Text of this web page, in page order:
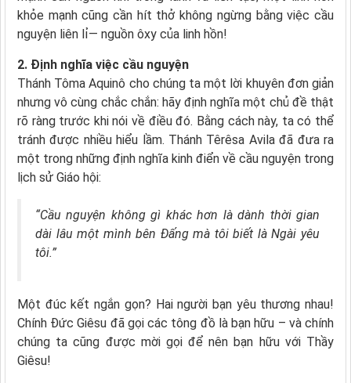
khỏe mạnh cũng cần hít thở không ngừng bằng việc cầu
nguyện liên lỉ— nguồn ôxy của linh hồn!
2. Định nghĩa việc cầu nguyện
Thánh Tôma Aquinô cho chúng ta một lời khuyên đơn giản
nhưng vô cùng chắc chắn: hãy định nghĩa một chủ đề thật
rõ ràng trước khi nói về điều đó. Bằng cách này, ta có thể
tránh được nhiều hiểu lầm. Thánh Têrêsa Avila đã đưa ra
một trong những định nghĩa kinh điển về cầu nguyện trong
lịch sử Giáo hội:
“Cầu nguyện không gì khác hơn là dành thời gian
dài lâu một mìnhbên Đấng mà tôi biết là Ngài yêu
tôi.”
Một đúc kết ngắn gọn? Hai người bạn yêu thương nhau!
Chính Đức Giêsu đã gọi các tông đồ là bạn hữu – và chính
chúng ta cũng được mời gọi để nên bạn hữu với Thầy
Giêsu!